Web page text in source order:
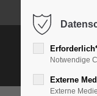
Support
Lorem ipsum dolor sit
Notwendige
Externe
Externe